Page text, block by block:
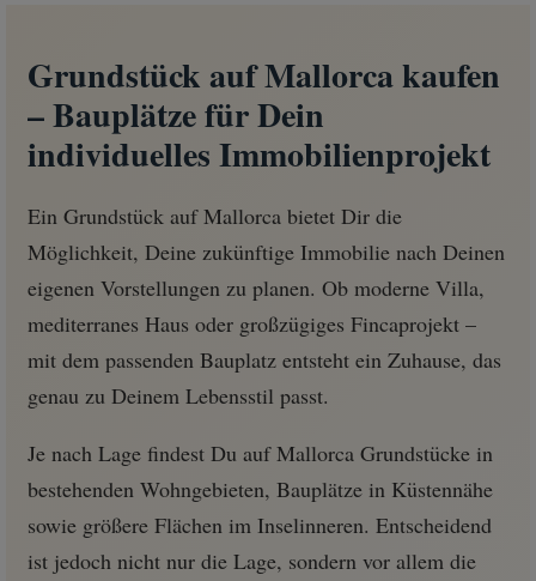
Grundstück auf Mallorca kaufen
– Bauplätze für Dein
individuelles Immobilienprojekt
Ein Grundstück auf Mallorca bietet Dir die
Möglichkeit, Deine zukünftige Immobilie nach Deinen
eigenen Vorstellungen zu planen. Ob moderne Villa,
mediterranes Haus oder großzügiges Fincaprojekt –
mit dem passenden Bauplatz entsteht ein Zuhause, das
genau zu Deinem Lebensstil passt.
Je nach Lage findest Du auf Mallorca Grundstücke in
bestehenden Wohngebieten, Bauplätze in Küstennähe
sowie größere Flächen im Inselinneren. Entscheidend
ist jedoch nicht nur die Lage, sondern vor allem die